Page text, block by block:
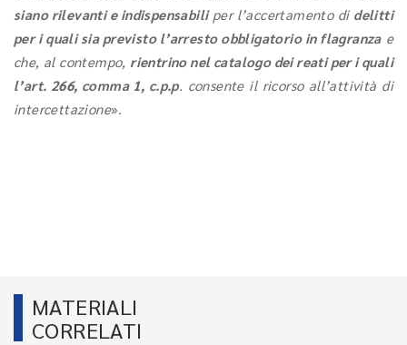
siano rilevanti e indispensabiliper l’accertamento di delitti
per i quali sia previsto l’arresto obbligatorio in flagranzae
che, al contempo, rientrino nel catalogo dei reati per i quali
l’art. 266, comma 1, c.p.p. consente il ricorso all’attività di
intercettazione».
MATERIALI
CORRELATI